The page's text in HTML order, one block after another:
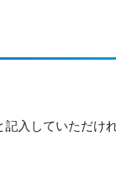
入していただけ